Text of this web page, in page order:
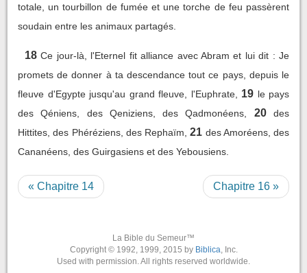
totale, un tourbillon de fumée et une torche de feu passèrent
soudain entre les animaux partagés.
18 Ce jour-là, l'Eternel fit alliance avec Abram et lui dit : Je
promets de donner à ta descendance tout ce pays, depuis le
fleuve d'Egypte jusqu'au grand fleuve, l'Euphrate,
19 le pays
des Qéniens, des Qeniziens, des Qadmonéens,
20
des
Hittites, des Phéréziens, des Rephaïm, 21 des Amoréens, des
Cananéens, des Guirgasiens et des Yebousiens.
« Chapitre 14 Chapitre 16 »
La Bible du Semeur™
Copyright © 1992, 1999, 2015 by Biblica, Inc.
Used with permission. All rights reserved worldwide.